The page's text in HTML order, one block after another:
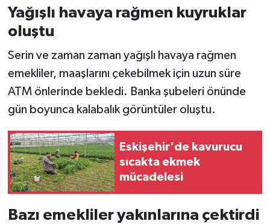
Yağışlı havaya rağmen kuyruklar
oluştu
Serin ve zaman zaman yağışlı havaya rağmen
emekliler, maaşlarını çekebilmek için uzun süre
ATM önlerinde bekledi. Banka şubeleri önünde
gün boyunca kalabalık görüntüler oluştu.
Eskişehir'de kavurucu
sıcakta ekmek
mücadelesi
Bazı emekliler yakınlarına çektirdi